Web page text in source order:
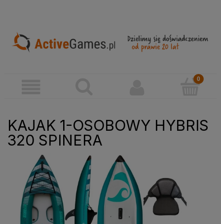
KAJAK 1-OSOBOWY HYBRIS
320 SPINERA